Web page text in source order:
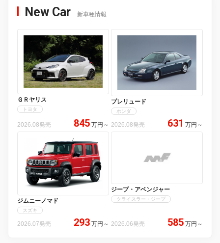
New Car 新車種情報
ＧＲヤリス
トヨタ
2026.08発売 845 万円 ～
プレリュード
ホンダ
2026.08発売 631 万円 ～
ジムニーノマド
スズキ
2026.07発売 293 万円 ～
ジープ・アベンジャー
クライスラー・ジープ
2026.06発売 585 万円 ～